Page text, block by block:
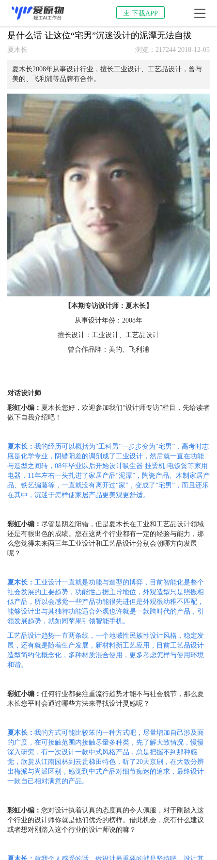
下载APP
是什么话 让这位“宅男”沉迷设计的泥潭无法自拔
夏木长 浏览：217244 2018-12-05
夏木长2008年从事设计行业，擅长工业设计、工艺品设计，曾与
美的、飞利浦等品牌有合作。
【本期专访设计师：夏木长】
从事设计年份： 2008年
擅长设计：工业设计、工艺品设计
曾合作品牌：美的、飞利浦
对话设计师
彩虹小编： 夏木长您好，欢迎参加我们“设计师专访”栏目，先给读者
做下自我介绍吧！
夏木长： 我的经历可以概括为“工科男”一步步变为“宅男”，高考时志
愿是化学专业，阴错阳差的调剂成了工业设计，然后就一直在功能
与造型之间转，08年毕业以后开始设计吸尘器 挂烫机 电饭煲等家用
电器，11年左右一头扎进了家居产品“泥潭”，陶瓷产品
木制家居产
品
铁艺编藤等，一直就没有离开过“家”，变成了“宅男”，而且还乐
在其中，沉迷于怎样使家居产品更美观更舒适。
彩虹小编： 尽管是阴差阳错，但是夏木长在工业和工艺品设计领域
还是有很出色的成绩。您在这两个行业都有一定的经验与能力，那
么您觉得未来两三年工业设计和工艺品设计分别会朝哪方向发展
呢？
夏木长： 工业设计一直就是功能与造型的博弈，目前智能化是整个
社会发展的主要趋势，功能性占据主导地位，外观造型只是照搬相
似产品，所以会感觉一些产品功能很先进但是外观很幼稚不匹配，
能够设计出与其独特功能适合外观也许就是一款跨时代的产品，引
领发展趋势，就如同苹果引领智能手机。
工艺品设计趋势一直两条线，一个地域性民族性设计风格，稳定发
展，还有就是随着生产发展，新材料新工艺应用，目前工艺品设计
造型简约化概念化，多种材质混合使用，更多考虑怎样与使用环境
和谐。
彩虹小编： 任何行业都要注重流行趋势才能不与社会脱节，那么夏
木长您平时会通过哪些方法来寻找设计灵感呢？
夏木长： 我的方式可能比较笨的一种方式吧，尽量增加自己涉及面
的广度，在可接触范围内接触尽量多种类，先了解大致情况，慢慢
深入研究，有一次设计一款中式风格产品，总是把握不到那种感
觉，欣赏从江南园林到云贵梯田特色，听了 20天京剧，在大致分辨
出梅派与尚派区别，感觉到中式产品对细节痴迷的追求，最终设计
一款自己相对满意的产品 。
彩虹小编： 您对设计执着认真的态度真的令人佩服，对于刚踏入这
个行业的设计师你就是他们优秀的榜样。借此机会，您有什么建议
或者想对刚踏入这个行业的设计师说的嘛？